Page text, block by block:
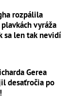
rozpálila
vyráža
sa len tak nevidí
Gerea
desaťročia po